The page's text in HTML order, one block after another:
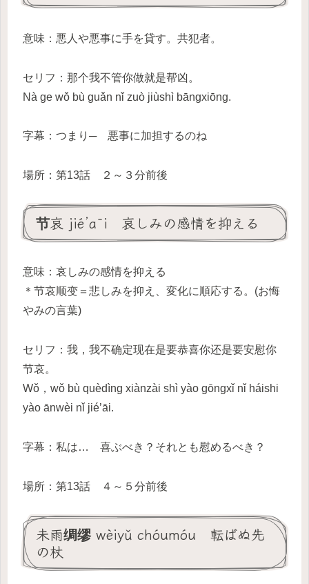
意味：悪人や悪事に手を貸す。共犯者。
セリフ：那个我不管你做就是帮凶。
Nà ge wǒ bù guǎn nǐ zuò jiùshì bāngxiōng.
字幕：つまり─ 悪事に加担するのね
場所：第13話 ２～３分前後
节哀 jié’āi 哀しみの感情を抑える
意味：哀しみの感情を抑える
＊节哀顺变＝悲しみを抑え、変化に順応する。(お悔
やみの言葉)
セリフ：我，我不确定现在是要恭喜你还是要安慰你
节哀。
Wǒ，wǒ bù quèdìng xiànzài shì yào gōngxǐ nǐ háishi
yào ānwèi nǐ jié’āi.
字幕：私は… 喜ぶべき？それとも慰めるべき？
場所：第13話 ４～５分前後
未雨绸缪 wèiyǔ chóumóu 転ばぬ先
の杖